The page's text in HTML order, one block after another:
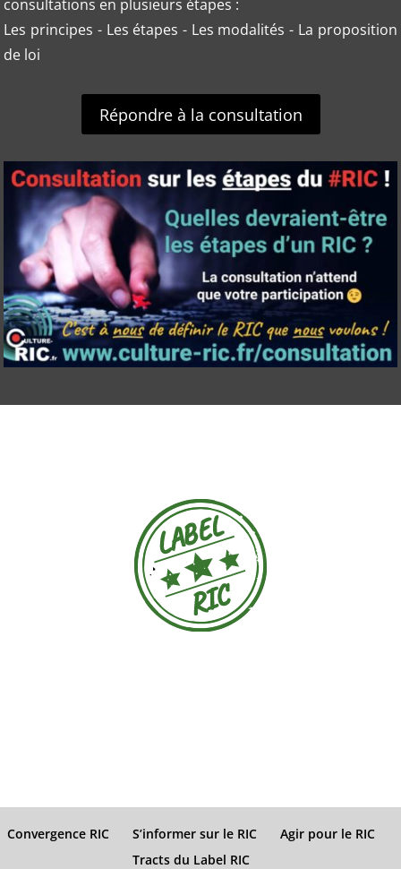
consultations en plusieurs étapes :
Les principes - Les étapes - Les modalités - La proposition
de loi
Répondre à la consultation
Convergence RIC S’informer sur le RIC
Agir pour le RIC
Tracts du Label RIC